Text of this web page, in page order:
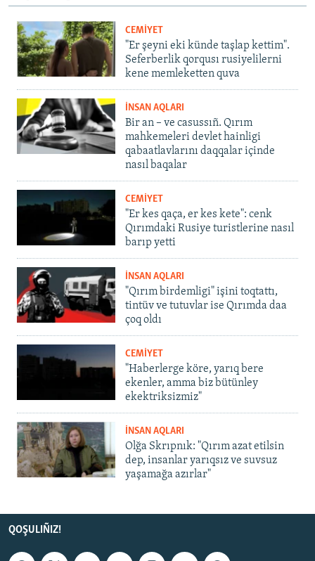
CEMİYET
"Er şeyni eki künde taşlap kettim".
Seferberlik qorqusı rusiyelilerni
kene memleketten quva
İNSAN AQLARI
Bir an – ve casussıñ. Qırım
mahkemeleri devlet hainligi
qabaatlavlarını daqqalar içinde
nasıl baqalar
CEMİYET
"Er kes qaça, er kes kete": cenk
Qırımdaki Rusiye turistlerine nasıl
barıp yetti
İNSAN AQLARI
"Qırım birdemligi" işini toqtattı,
tintüv ve tutuvlar ise Qırımda daa
çoq oldı
CEMİYET
"Haberlerge köre, yarıq bere
ekenler, amma biz bütünley
ekektriksizmiz"
İNSAN AQLARI
Olğa Skrıpnık: "Qırım azat etilsin
dep, insanlar yarıqsız ve suvsuz
yaşamağa azırlar"
QOŞULIÑIZ!